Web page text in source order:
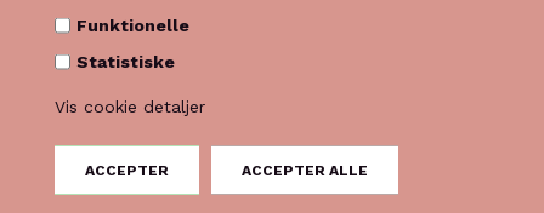
Funktionelle
Statistiske
Vis cookie detaljer
PRODUKTBESKRIVELSE
Fin viskosestrik med glimmer tråd fra ZE-ZE. Blusen har rund
hals, 7/8 ærme med vidde samt slids i siden. En fin og enkel
den over en skjorte og et par pæne sorte bukser.
Pasform: Almindelig